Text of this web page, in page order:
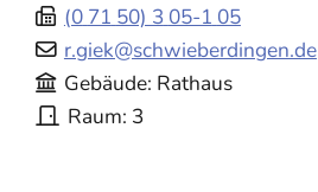
(0 71 50) 3 05-1 05
r.giek@schwieberdingen.de
Gebäude Rathaus
Raum 3